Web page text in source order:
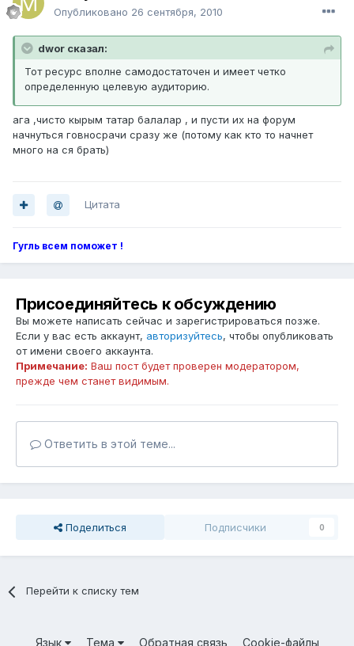
Опубликовано 26 сентября, 2010
dwor сказал:
Тот ресурс вполне самодостаточен и имеет четко
определенную целевую аудиторию.
ага ,чисто кырым татар балалар , и пусти их на форум
начнуться говносрачи сразу же (потому как кто то начнет
много на ся брать)
Цитата
Гугль всем поможет !
Присоединяйтесь к обсуждению
Вы можете написать сейчас и зарегистрироваться позже.
Если у вас есть аккаунт, авторизуйтесь, чтобы опубликовать
от имени своего аккаунта.
Примечание: Ваш пост будет проверен модератором,
прежде чем станет видимым.
Ответить в этой теме...
Поделиться Подписчики 0
Перейти к списку тем
Язык Тема Обратная связь Cookie-файлы